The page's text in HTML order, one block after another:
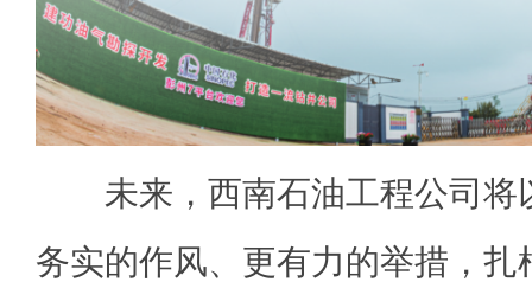
未来，西南石油工程公司将
务实的作风、更有力的举措，